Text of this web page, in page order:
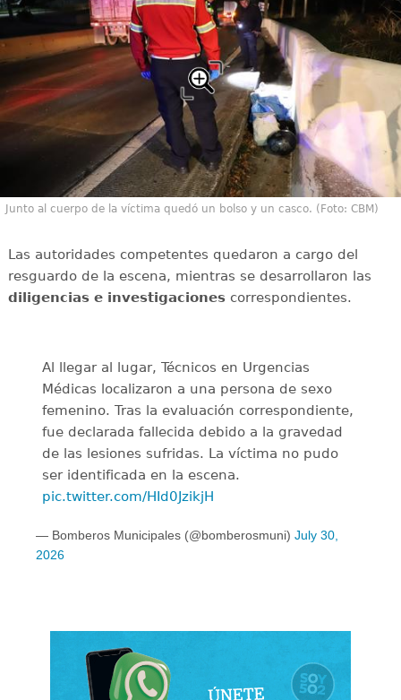
Junto al cuerpo de la víctima quedó un bolso y un casco. (Foto: CBM)
Las autoridades competentes quedaron a cargo del
resguardo de la escena, mientras se desarrollaron las
diligencias e investigacionescorrespondientes.
Al llegar al lugar, Técnicos en Urgencias
Médicas localizaron a una persona de sexo
femenino. Tras la evaluación correspondiente,
fue declarada fallecida debido a la gravedad
de las lesiones sufridas. La víctima no pudo
ser identificada en la escena.
pic.twitter.com/HId0JzikjH
— Bomberos Municipales (@bomberosmuni) July 30,
2026